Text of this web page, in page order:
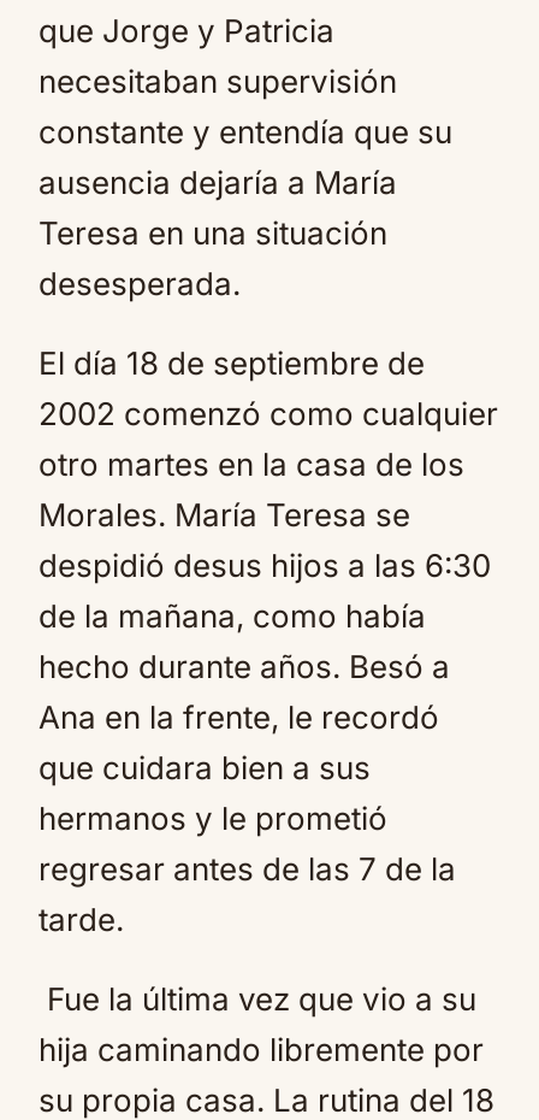
que Jorge y Patricia
necesitaban supervisión
constante y entendía que su
ausencia dejaría a María
Teresa en una situación
desesperada.
El día 18 de septiembre de
2002 comenzó como cualquier
otro martes en la casa de los
Morales. María Teresa se
despidió desus hijos a las 6:30
de la mañana, como había
hecho durante años. Besó a
Ana en la frente, le recordó
que cuidara bien a sus
hermanos y le prometió
regresar antes de las 7 de la
tarde.
Fue la última vez que vio a su
hija caminando libremente por
su propia casa. La rutina del 18